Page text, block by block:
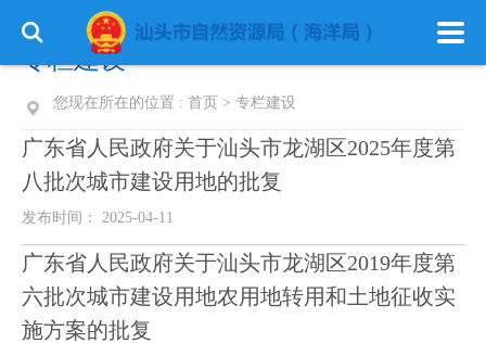
专栏建设
您现在所在的位置 : 首页 > 专栏建设
广东省人民政府关于汕头市龙湖区2025年度第
八批次城市建设用地的批复
发布时间： 2025-04-11
广东省人民政府关于汕头市龙湖区2019年度第
六批次城市建设用地农用地转用和土地征收实
施方案的批复